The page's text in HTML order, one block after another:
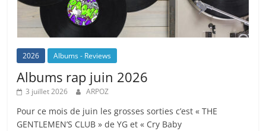
2026 Albums - Reviews
Albums rap juin 2026
3 juillet 2026 ARPOZ
Pour ce mois de juin les grosses sorties c’est « THE
GENTLEMEN’S CLUB » de YG et « Cry Baby